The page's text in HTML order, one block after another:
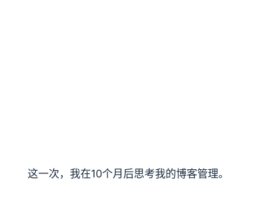
这一次，我在10个月后思考我的博客管理。